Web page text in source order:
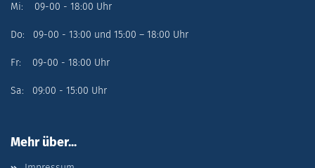
Mi: 09-00 - 18:00 Uhr
Do: 09-00 - 13:00 und 15:00 – 18:00 Uhr
Fr: 09-00 - 18:00 Uhr
Sa: 09:00 - 15:00 Uhr
Mehr über...